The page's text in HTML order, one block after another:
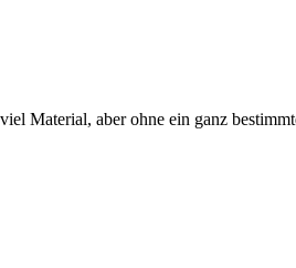
Material, aber ohne ein ganz